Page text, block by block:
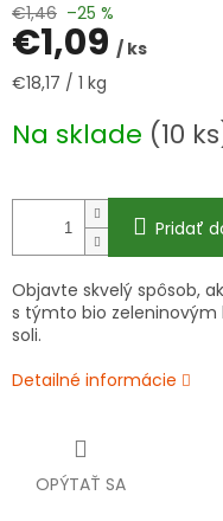
€1,46 –25 %
€1,09 / ks
Jednotková
€18,17 / 1 kg
Na sklade (10
Pridať
Objavte skvelý spôsob,
s týmto bio
soli.
Detailné informácie
OPÝTAŤ SA